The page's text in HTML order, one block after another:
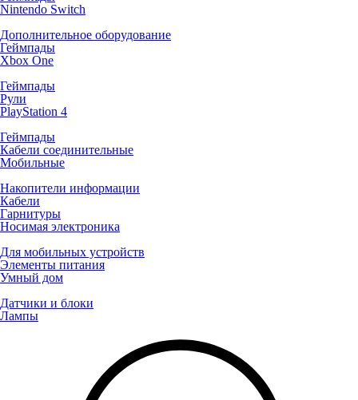
Nintendo Switch
Дополнительное оборудование
Геймпады
Xbox One
Геймпады
Рули
PlayStation 4
Геймпады
Кабели соединительные
Мобильные
Накопители информации
Кабели
Гарнитуры
Носимая электроника
Для мобильных устройств
Элементы питания
Умный дом
Датчики и блоки
Лампы